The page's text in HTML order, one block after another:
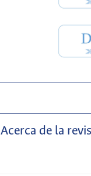
Acerca de la